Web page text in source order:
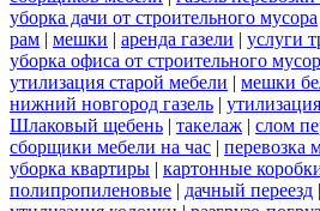
уборка дачи от строительного мусора
рам | мешки | аренда газели | услуги
уборка офиса от строительного
утилизация старой мебели | мешки
нижний новгород газель |
Шлаковый щебень | такелаж | слом
сборщики мебели на час | перевозка
уборка квартиры | картонные
полипропиленовые | дачный переезд |